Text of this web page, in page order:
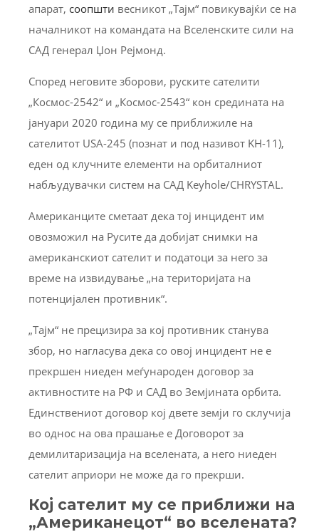
апарат, соопшти весникот „Тајм“ повикувајќи се на
началникот на командата на Вселенските сили на
САД генерал Џон Рејмонд.
Според неговите зборови, руските сателити
„Космос-2542“ и „Космос-2543“ кон средината на
јануари 2020 година му се приближиле на
сателитот USA-245 (познат и под називот KH-11),
еден од клучните елементи на орбиталниот
набљудувачки систем на САД Keyhole/CHRYSTAL.
Американците сметаат дека тој инцидент им
овозможил на Русите да добијат снимки на
американскиот сателит и податоци за него за
време на извидување „на територијата на
потенцијален противник“.
„Тајм“ не прецизира за кој противник станува
збор, но нагласува дека со овој инцидент не е
прекршен ниеден меѓународен договор за
активностите на РФ и САД во Земјината орбита.
Единствениот договор кој двете земји го склучија
во однос на ова прашање е Договорот за
демилитаризација на вселената, а него ниеден
сателит априори не може да го прекрши.
Кој сателит му се приближи на
„Американецот“ во вселената?